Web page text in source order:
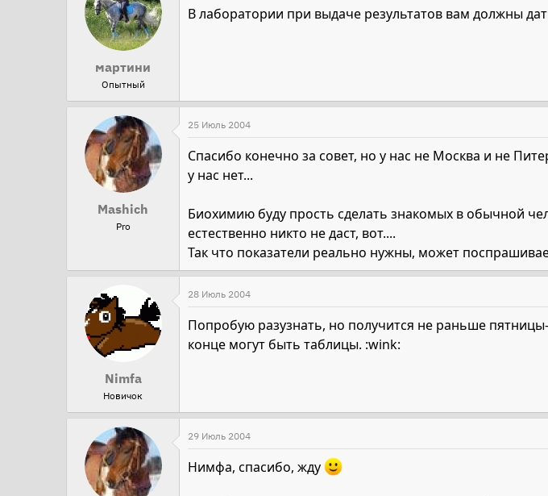
мартини
Опытный
В лаборатории при выдаче результатов вам должны
Mashich
Pro
25 Июль 2004
Спасибо конечно за совет, но у нас не Москва и не
у нас нет...
Биохимию буду прость сделать знакомых в обычной
естественно никто не даст, вот....
Так что показатели реально нужны, может
Nimfa
Новичок
28 Июль 2004
Попробую разузнать, но получится не раньше
конце могут быть таблицы. :wink:
29 Июль 2004
Нимфа, спасибо, жду